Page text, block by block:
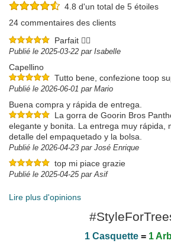
4.8 d'un total de 5 étoiles
24 commentaires des clients
Parfait 👌🏻
Publié le 2025-03-22 par Isabelle
Capellino
Tutto bene, confezione toop
Publié le 2026-06-01 par Mario
Buena compra y rápida de entrega.
La gorra de Goorin Bros
elegante y bonita. La entrega muy rápida,
detalle del empaquetado y la bolsa.
Publié le 2026-04-23 par José Enrique
top mi piace grazie
Publié le 2025-04-25 par Asif
Lire plus d'opinions
1 Casquette= 1